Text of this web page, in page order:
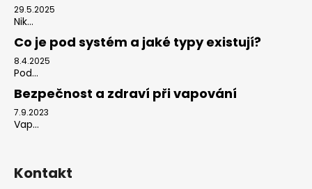
29.5.2025
Nik...
Co je pod systém a jaké typy existují?
8.4.2025
Pod...
Bezpečnost a zdraví při vapování
7.9.2023
Vap...
Kontakt